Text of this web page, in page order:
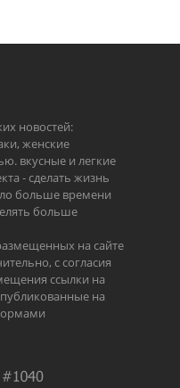
новостей:
женские
вкусные и легкие
- сделать жизнь
больше времени
больше
на сайте
с согласия
ссылки на
на